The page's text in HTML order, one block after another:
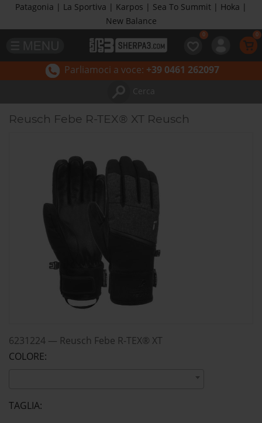
Patagonia | La Sportiva | Karpos | Sea To Summit | Hoka |
New Balance
Parliamoci a voce: +39 0461 262097
Cerca
Reusch Febe R-TEX® XT Reusch
6231224 — Reusch Febe R-TEX® XT
COLORE:
TAGLIA: